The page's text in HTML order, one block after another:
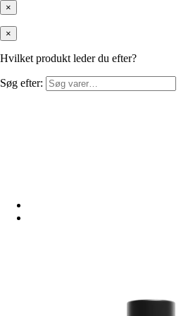
×
×
Hvilket produkt leder du efter?
Søg efter: